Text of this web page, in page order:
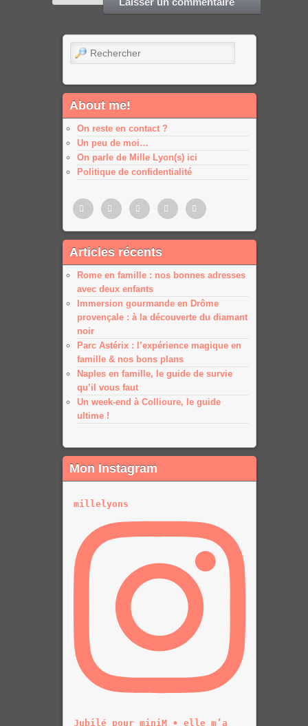
Rechercher
About me!
On reste en contact ?
Un peu de moi…
On parle de Mille Lyon(s) ici
Politique de confidentialité
PinterestTwitter FacebookGoogle
plus
Google
Articles récents
Rome en famille : nos bonnes adresses
avec deux enfants
Immersion gourmande en Drôme
provençale : à la découverte du diamant
noir
Parc Astérix : l’expérience magique en
famille & nos bons plans
Naples en famille, le guide de survie
qu’il vous faut
Un week-end à Collioure, le guide
ultime !
Mon Instagram
millelyons
Jubilé pour miniM • elle m’a